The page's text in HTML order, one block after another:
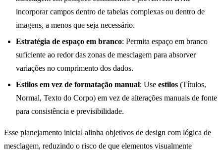
incorporar campos dentro de tabelas complexas ou dentro de
imagens, a menos que seja necessário.
Estratégia de espaço em branco: Permita espaço em branco
suficiente ao redor das zonas de mesclagem para absorver
variações no comprimento dos dados.
Estilos em vez de formatação manual: Use estilos (Títulos,
Normal, Texto do Corpo) em vez de alterações manuais de fonte
para consistência e previsibilidade.
Esse planejamento inicial alinha objetivos de design com lógica de
mesclagem, reduzindo o risco de que elementos visualmente